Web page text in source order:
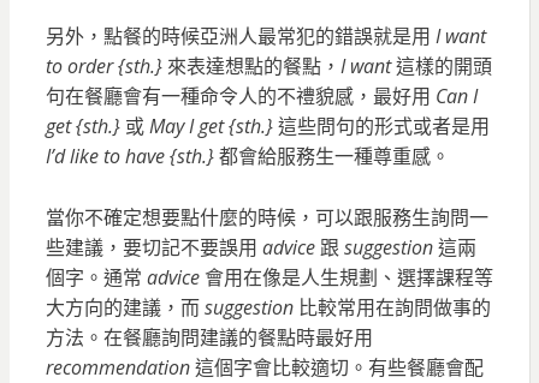
另外，點餐的時候亞洲人最常犯的錯誤就是用 I want
to order {sth.} 來表達想點的餐點， I want這樣的開頭
句在餐廳會有一種命令人的不禮貌感，最好用 Can I
get {sth.} 或May I get {sth.}這些問句的形式或者是用
I’d like to have {sth.}都會給服務生一種尊重感。
當你不確定想要點什麼的時候，可以跟服務生詢問一
些建議，要切記不要誤用 advice跟 suggestion這兩
個字。通常 advice 會用在像是人生規劃、選擇課程等
大方向的建議，而suggestion比較常用在詢問做事的
方法。在餐廳詢問建議的餐點時最好用
recommendation這個字會比較適切。有些餐廳會配